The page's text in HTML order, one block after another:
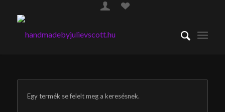
Egy termék se felelt meg a keresésnek.